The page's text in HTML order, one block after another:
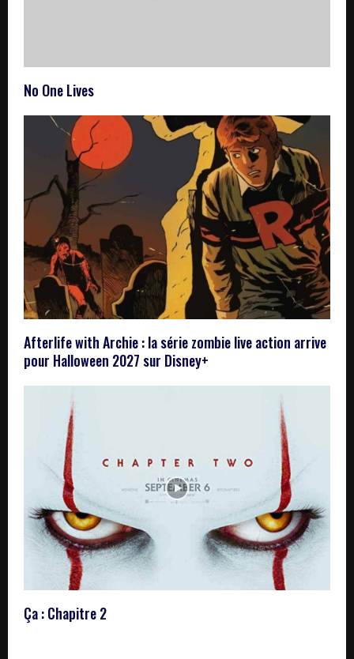
No One Lives
Afterlife with Archie : la série zombie live action arrive
pour Halloween 2027 sur Disney+
Ça : Chapitre 2